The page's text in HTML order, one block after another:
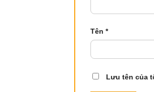
Tên *
Lưu tên của